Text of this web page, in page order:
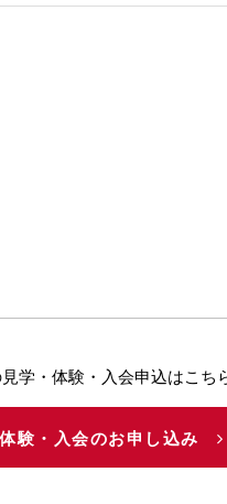
学・体験・入会申込はこち
験・入会のお申し込み